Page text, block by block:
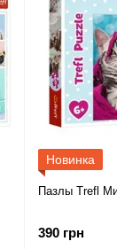
Новинка
Пазлы Trefl
390 грн